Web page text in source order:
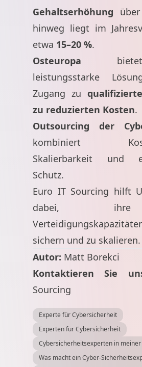
Gehaltserhöhung
hinweg liegt im
etwa 15–20 %.
Osteuropa
leistungsstarke
Zugang zu
zu reduzierten Kosten.
Outsourcing der
kombiniert
Skalierbarkeit und
Schutz.
Euro IT Sourcing hilft
dabei,
sichern und zu skalieren.
Autor: Matt Borekci
Kontaktieren Sie
Sourcing
Experte für Cybersicherheit
Experten für Cybersicherheit
Cybersicherheitsexperten in meiner
Was macht ein Cyber-